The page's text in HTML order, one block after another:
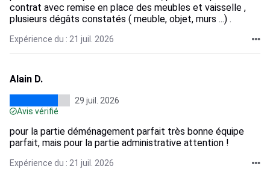
contrat avec remise en place des meubles et vaisselle ,
plusieurs dégâts constatés ( meuble, objet, murs ...) .
Expérience du : 21 juil. 2026
Alain D.
29 juil. 2026
Avis vérifié
pour la partie déménagement parfait très bonne équipe
parfait, mais pour la partie administrative attention !
Expérience du : 21 juil. 2026